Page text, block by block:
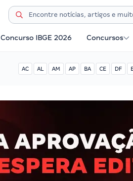
Concurso IBGE 2026 Concursos
AC AL AM AP BA CE DF